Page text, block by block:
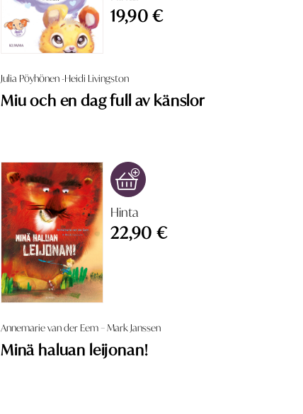
19,90 €
Julia Pöyhönen -Heidi Livingston
Miu och en dag full av känslor
Hinta
22,90 €
Annemarie van der Eem – Mark Janssen
Minä haluan leijonan!